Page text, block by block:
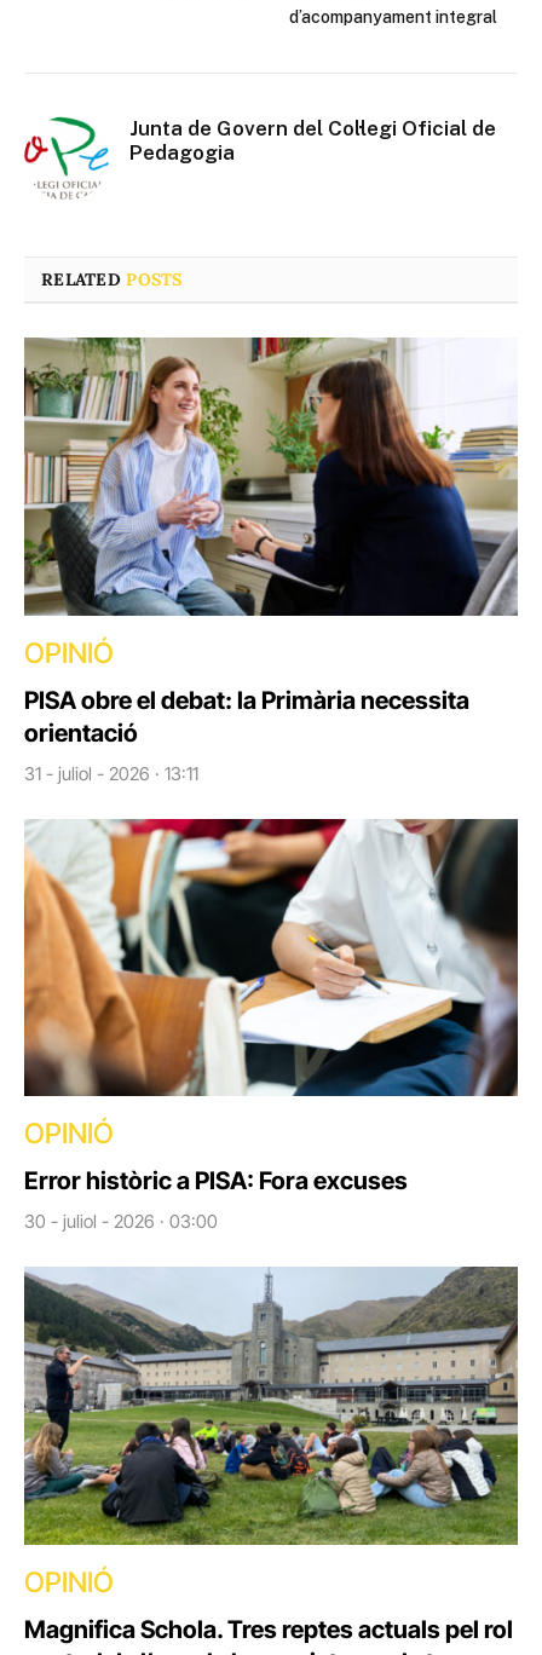
d’acompanyament integral
Junta de Govern del Col·legi Oficial de
Pedagogia
RELATEDPOSTS
OPINIÓ
PISA obre el debat: la Primària necessita
orientació
31 - juliol - 2026 · 13:11
OPINIÓ
Error històric a PISA: Fora excuses
30 - juliol - 2026 · 03:00
OPINIÓ
Magnifica Schola. Tres reptes actuals pel rol